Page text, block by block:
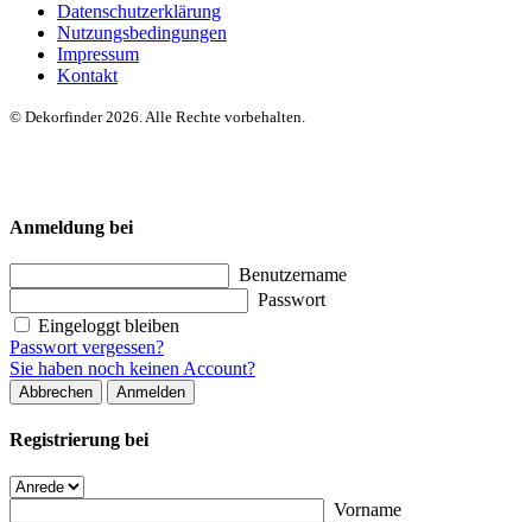
Datenschutzerklärung
Nutzungsbedingungen
Impressum
Kontakt
© Dekorfinder 2026. Alle Rechte vorbehalten.
Anmeldung bei
Benutzername
Passwort
Eingeloggt bleiben
Passwort vergessen?
Sie haben noch keinen Account?
Abbrechen Anmelden
Registrierung bei
Vorname